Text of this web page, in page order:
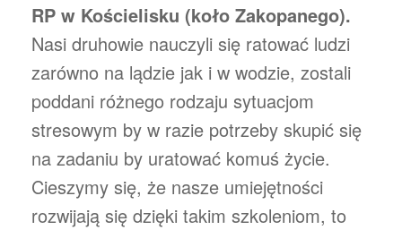
RP w Kościelisku (koło Zakopanego).
Nasi druhowie nauczyli się ratować ludzi
zarówno na lądzie jak i w wodzie, zostali
poddani różnego rodzaju sytuacjom
stresowym by w razie potrzeby skupić się
na zadaniu by uratować komuś życie.
Cieszymy się, że nasze umiejętności
rozwijają się dzięki takim szkoleniom, to